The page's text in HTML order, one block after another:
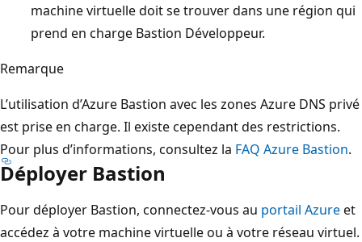
machine virtuelle doit se trouver dans une région qui
prend en charge Bastion Développeur.
Remarque
L’utilisation d’Azure Bastion avec les zones Azure DNS privé
est prise en charge. Il existe cependant des restrictions.
Pour plus d’informations, consultez la FAQ Azure Bastion.
Déployer Bastion
Pour déployer Bastion, connectez-vous au portail Azureet
accédez à votre machine virtuelle ou à votre réseau virtuel.